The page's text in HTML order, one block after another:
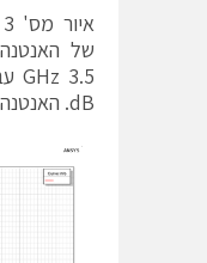
של
dB. האנטנה הינה מאוד רחבת סרט.